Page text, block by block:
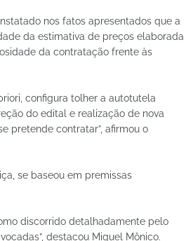
nos fatos apresentados que a
da estimativa de preços elaborada
da contratação frente às
configura tolher a autotutela
do edital e realização de nova
pretende contratar”, afirmou o
se baseou em premissas
discorrido detalhadamente pelo
destacou Miguel Mônico.